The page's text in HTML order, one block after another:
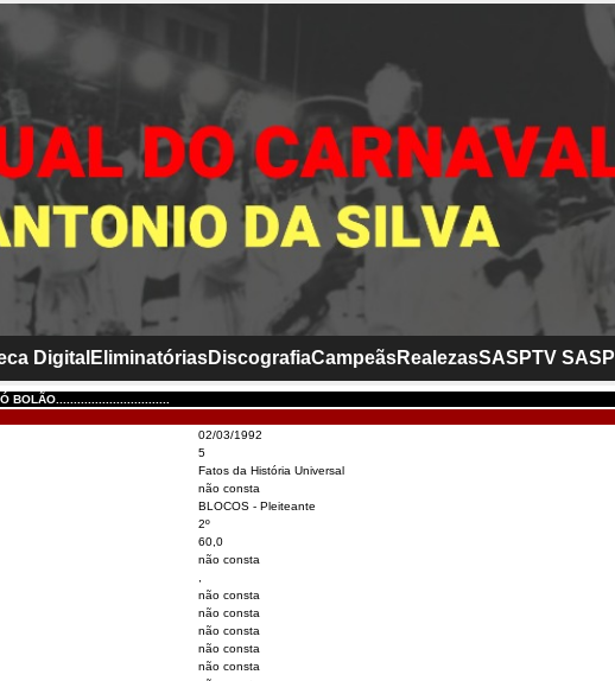
Digital EliminatóriasDiscografiaCampeãsRealezasSASPTV SASP
BOLÃO................................
02/03/1992
5
Fatos da História Universal
não consta
BLOCOS - Pleiteante
2º
60,0
não consta
não consta
não consta
não consta
não consta
não consta